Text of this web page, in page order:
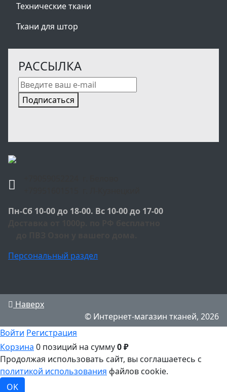
Технические ткани
Ткани для штор
РАССЫЛКА
Подписаться
Пн-Сб 10-00 до 18-00. Вс 10-00 до 17-00
Персональный раздел
Наверх
© Интернет-магазин тканей, 2026
Войти Регистрация
Корзина 0 позиций на сумму0 ₽
Продолжая использовать сайт, вы соглашаетесь с
политикой использования файлов cookie.
OK